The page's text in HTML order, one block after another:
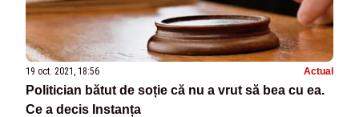
19 oct. 2021, 18:56 Actual
Politician bătut de soție că nu a vrut să bea cu ea.
Ce a decis Instanța